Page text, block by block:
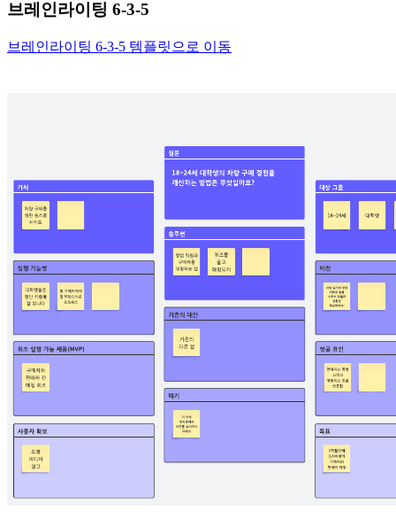
브레인라이팅 6-3-5
브레인라이팅 6-3-5 템플릿으로 이동